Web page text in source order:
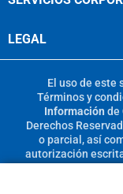
LEGAL
El uso de este
Términos y
Información de
Derechos
o parcial, así
autorización